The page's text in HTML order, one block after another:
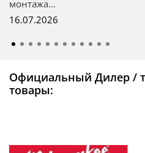
монтажа...
16.07.2026
Официальный Дилер /
товары: